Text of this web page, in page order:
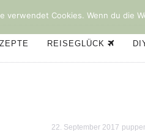
REISEGLÜCK
22. September 2017
verwendet Cookies. Wenn du die